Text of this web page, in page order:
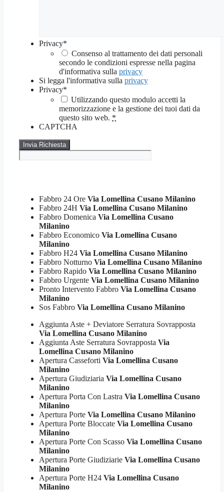
Privacy*
Consenso al trattamento dei dati personali
secondo le condizioni espresse nella pagina
d'informativa sulla privacy
Si legga l'informativa sulla privacy
Privacy*
Utilizzando questo modulo accetti la
memorizzazione e la gestione dei tuoi dati da
questo sito web. *
CAPTCHA
Fabbro 24 Ore Via Lomellina Cusano Milanino
Fabbro 24H Via Lomellina Cusano Milanino
Fabbro Domenica Via Lomellina Cusano
Milanino
Fabbro Economico Via Lomellina Cusano
Milanino
Fabbro H24 Via Lomellina Cusano Milanino
Fabbro Notturno Via Lomellina Cusano Milanino
Fabbro Rapido Via Lomellina Cusano Milanino
Fabbro Urgente Via Lomellina Cusano Milanino
Pronto Intervento Fabbro Via Lomellina Cusano
Milanino
Sos Fabbro Via Lomellina Cusano Milanino
Aggiunta Aste + Deviatore Serratura Sovrapposta
Via Lomellina Cusano Milanino
Aggiunta Aste Serratura Sovrapposta Via
Lomellina Cusano Milanino
Apertura Casseforti Via Lomellina Cusano
Milanino
Apertura Giudiziaria Via Lomellina Cusano
Milanino
Apertura Porta Con Lastra Via Lomellina Cusano
Milanino
Apertura Porte Via Lomellina Cusano Milanino
Apertura Porte Bloccate Via Lomellina Cusano
Milanino
Apertura Porte Con Scasso Via Lomellina Cusano
Milanino
Apertura Porte Giudiziarie Via Lomellina Cusano
Milanino
Apertura Porte H24 Via Lomellina Cusano
Milanino